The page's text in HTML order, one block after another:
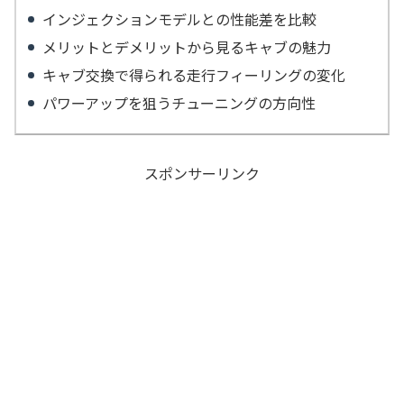
インジェクションモデルとの性能差を比較
メリットとデメリットから見るキャブの魅力
キャブ交換で得られる走行フィーリングの変化
パワーアップを狙うチューニングの方向性
スポンサーリンク